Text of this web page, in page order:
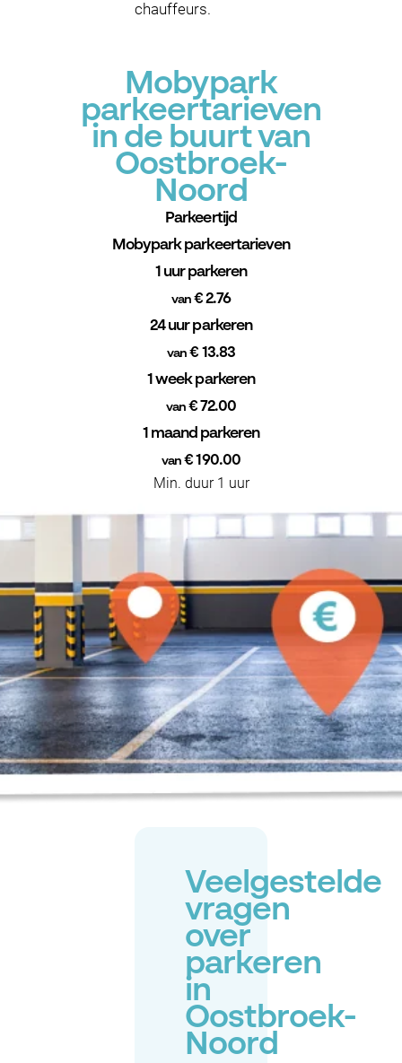
chauffeurs.
Mobypark
parkeertarieven
in de buurt van
Oostbroek-
Noord
Parkeertijd
Mobypark parkeertarieven
1 uur parkeren
van€ 2.76
24 uur parkeren
van € 13.83
1 week parkeren
van€ 72.00
1 maand parkeren
van € 190.00
Min. duur 1 uur
Veelgestelde
vragen
over
parkeren
in
Oostbroek-
Noord